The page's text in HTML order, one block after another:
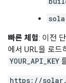
빠른 체험: 이전
에서 URL을 로드
YOUR_API_KEY
https://